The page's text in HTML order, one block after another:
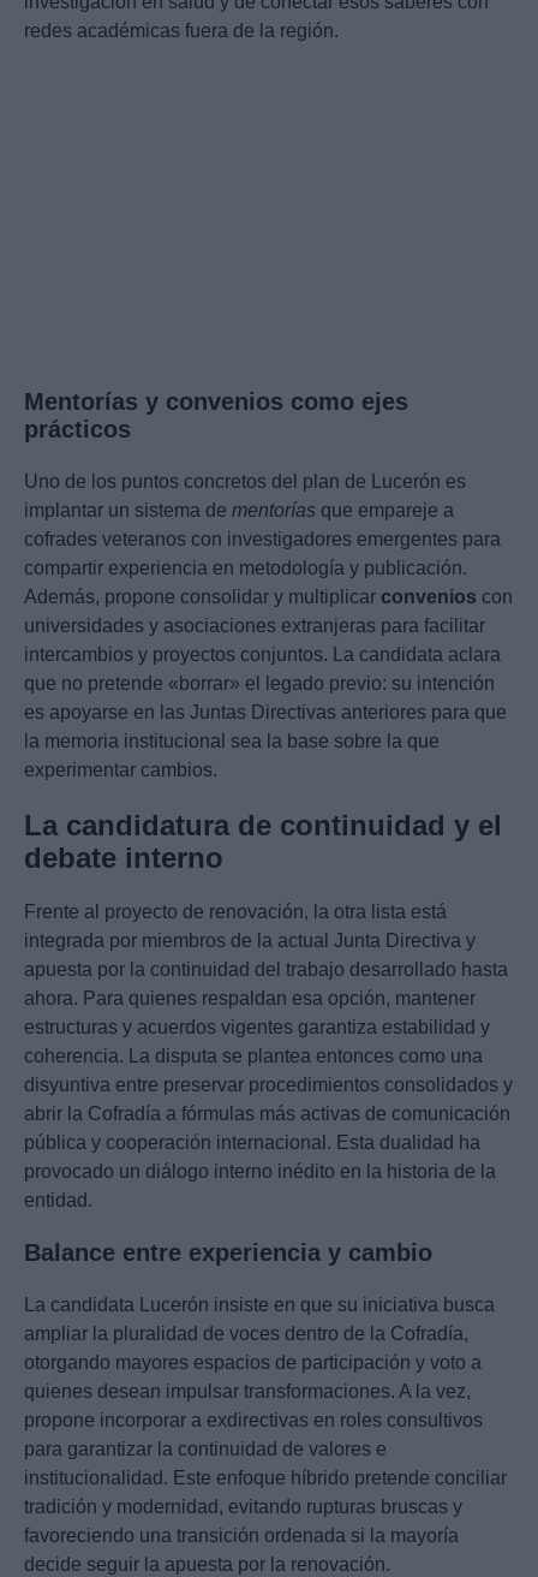
redes académicas fuera de la región.
Mentorías y convenios como ejes
prácticos
Uno de los puntos concretos del plan de Lucerón es
implantar un sistema de mentorías que empareje a
cofrades veteranos con investigadores emergentes para
compartir experiencia en metodología y publicación.
Además, propone consolidar y multiplicar convenios con
universidades y asociaciones extranjeras para facilitar
intercambios y proyectos conjuntos. La candidata aclara
que no pretende «borrar» el legado previo: su intención
es apoyarse en las Juntas Directivas anteriores para que
la memoria institucional sea la base sobre la que
experimentar cambios.
La candidatura de continuidad y el
debate interno
Frente al proyecto de renovación, la otra lista está
integrada por miembros de la actual Junta Directiva y
apuesta por la continuidad del trabajo desarrollado hasta
ahora. Para quienes respaldan esa opción, mantener
estructuras y acuerdos vigentes garantiza estabilidad y
coherencia. La disputa se plantea entonces como una
disyuntiva entre preservar procedimientos consolidados y
abrir la Cofradía a fórmulas más activas de comunicación
pública y cooperación internacional. Esta dualidad ha
provocado un diálogo interno inédito en la historia de la
entidad.
Balance entre experiencia y cambio
La candidata Lucerón insiste en que su iniciativa busca
ampliar la pluralidad de voces dentro de la Cofradía,
otorgando mayores espacios de participación y voto a
quienes desean impulsar transformaciones. A la vez,
propone incorporar a exdirectivas en roles consultivos
para garantizar la continuidad de valores e
institucionalidad. Este enfoque híbrido pretende conciliar
tradición y modernidad, evitando rupturas bruscas y
favoreciendo una transición ordenada si la mayoría
decide seguir la apuesta por la renovación.